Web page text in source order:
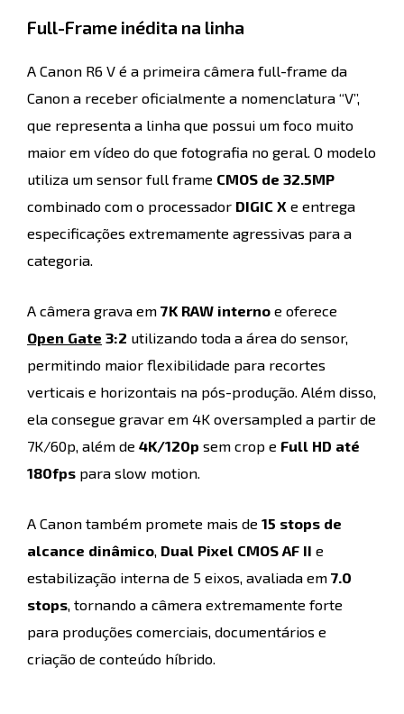
Full-Frame inédita na linha
A Canon R6 V é a primeira câmera full-frame da
Canon a receber oficialmente a nomenclatura “V”,
que representa a linha que possui um foco muito
maior em vídeo do que fotografia no geral. O modelo
utiliza um sensor full frame CMOS de 32.5MP
combinado com o processador DIGIC X e entrega
especificações extremamente agressivas para a
categoria.
A câmera grava em 7K RAW interno e oferece
Open Gate 3:2 utilizando toda a área do sensor,
permitindo maior flexibilidade para recortes
verticais e horizontais na pós-produção. Além disso,
ela consegue gravar em 4K oversampled a partir de
7K/60p, além de 4K/120p sem crop e Full HD até
180fps para slow motion.
A Canon também promete mais de 15 stops de
alcance dinâmico, Dual Pixel CMOS AF II e
estabilização interna de 5 eixos, avaliada em 7.0
stops, tornando a câmera extremamente forte
para produções comerciais, documentários e
criação de conteúdo híbrido.